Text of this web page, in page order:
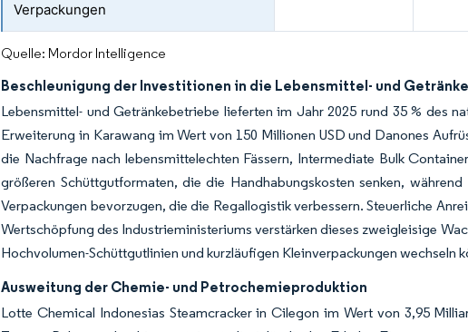
Verpackungen
Quelle: Mordor Intelligence
Beschleunigung der Investitionen in die Lebensmittel- und
Lebensmittel- und Getränkebetriebe lieferten im Jahr 2025 rund 35 % des
Erweiterung in Karawang im Wert von 150 Millionen USD und Danones
die Nachfrage nach lebensmittelechten Fässern, Intermediate Bulk
größeren Schüttgutformaten, die die Handhabungskosten senken,
Verpackungen bevorzugen, die die Regallogistik verbessern. Steuerliche
Wertschöpfung des Industrieministeriums verstärken dieses zweigleisige
Hochvolumen-Schüttgutlinien und kurzläufigen Kleinverpackungen wechseln
Ausweitung der Chemie- und Petrochemieproduktion
Lotte Chemical Indonesias Steamcracker in Cilegon im Wert von 3,95